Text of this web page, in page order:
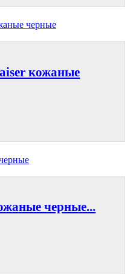
кожаные
черные...